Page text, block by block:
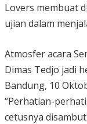
Lovers membuat
ujian dalam
Atmosfer acara
Dimas Tedjo jadi
Bandung, 10
“Perhatian-
cetusnya